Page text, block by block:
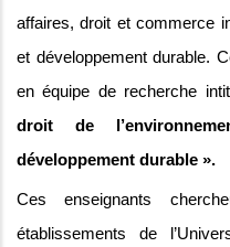
affaires, droit et commerce
et développement durable.
en équipe de recherche
droit de
développement durable ».
Ces enseignants
établissements de